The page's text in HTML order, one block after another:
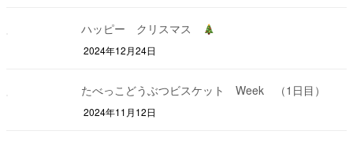
ハッピー クリスマス
2024年12月24日
たべっこどうぶつビスケット Week （1日目）
2024年11月12日